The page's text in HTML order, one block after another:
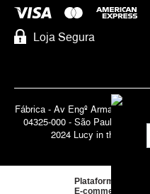
Loja Segura
Fábrica - Av Engº Armando de
04325-000 - São Paulo - SP -
2024 Lucy in the Sky |
Plataforma de
E-commerce